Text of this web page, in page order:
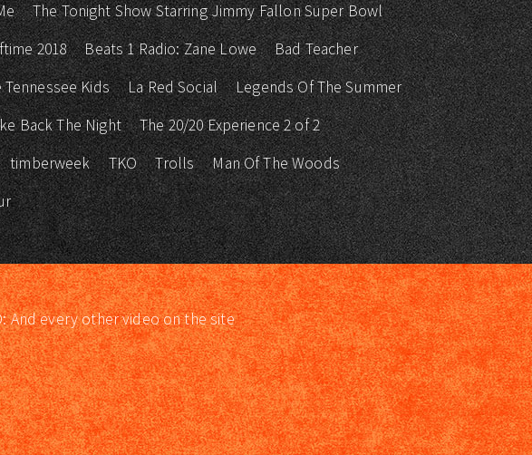
The Tonight Show Starring Jimmy Fallon Super Bowl
2018 Beats 1 Radio: Zane Lowe
Bad Teacher
Kids La Red Social
Legends Of The Summer
Back The Night
The 20/20 Experience 2 of 2
timberweek TKO Trolls
Man Of The Woods
every other video on the site